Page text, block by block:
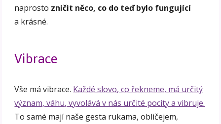
naprosto zničit něco, co do teď bylo fungující
a krásné.
Vibrace
Vše má vibrace. Každé slovo, co řekneme, má určitý
význam, váhu, vyvolává v nás určité pocity a vibruje.
To samé mají naše gesta rukama, obličejem,